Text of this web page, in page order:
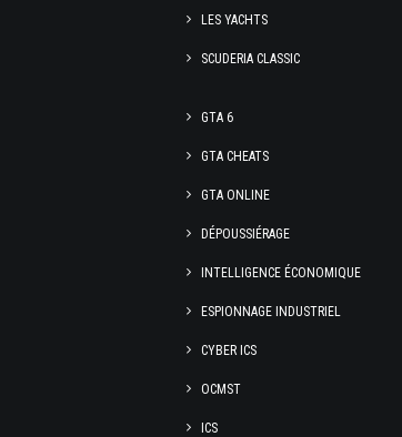
LES YACHTS
SCUDERIA CLASSIC
GTA 6
GTA CHEATS
GTA ONLINE
DÉPOUSSIÉRAGE
INTELLIGENCE ÉCONOMIQUE
ESPIONNAGE INDUSTRIEL
CYBER ICS
OCMST
ICS